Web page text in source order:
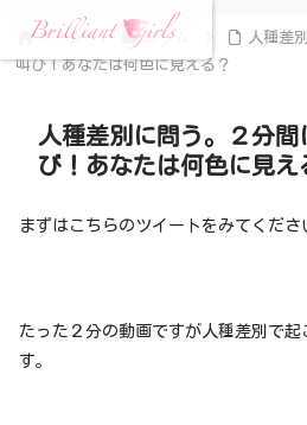
ホーム コラム
人種差
叫び！あなたは何色に見える？
人種差別に問う。２分
び！あなたは何色に見え
まずはこちらのツイートをみてくださ
たった２分の動画ですが人種差別で
す。